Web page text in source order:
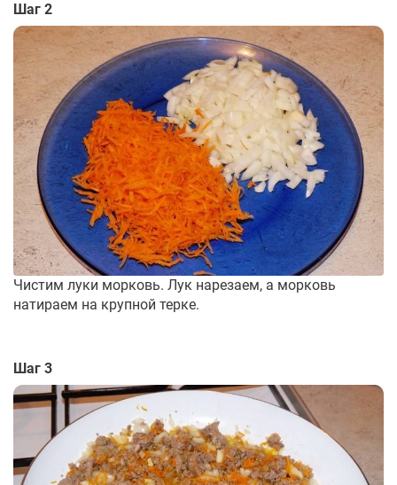
Шаг 2
Чистим луки морковь. Лук нарезаем, а морковь
натираем на крупной терке.
Шаг 3